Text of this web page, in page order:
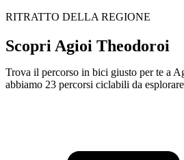
RITRATTO DELLA REGIONE
Scopri Agioi Theodoroi
Trova il percorso in bici giusto per te a
abbiamo 23 percorsi ciclabili da